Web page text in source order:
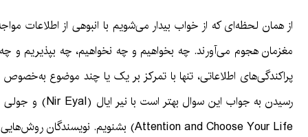
از همان لحظه‌ای که از خواب بیدار می‌شویم با انبوهی از اطلاعات
مغزمان هجوم می‌آورند. چه بخواهیم و چه نخواهیم، چه بپذیریم و چه
پراکندگی‌های اطلاعاتی، تنها با تمرکز بر یک یا چند موضوع
Attention and Choose Your Life) بشنویم. نویسندگان روش‌هایی را به شما می‌آموزند که با استفاده آن‌ها می‌توانید برای همیشه افسار ذهن و زندگی‌تان را به دست بگیرید.